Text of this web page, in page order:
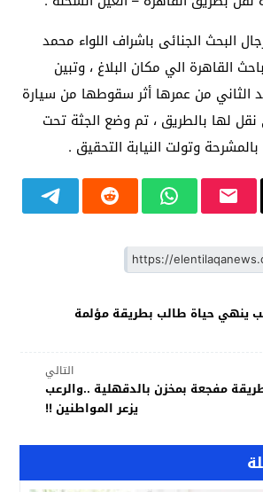
البحث الجنائى باشراف اللواء محمد
القاهرة الي مكان البلاغ ، وتبين
الثاني من عمرها أثر سقوطها من سيارة
لها بالطريق ، تم وضع الجثة تحت
وتولت النيابة التحقيق .
ينهي حياة طالب بطريقة مؤلمة
التالي
مفجعة بمخزن بالدقهلية ..والرعب
يزعر المواطنين !!